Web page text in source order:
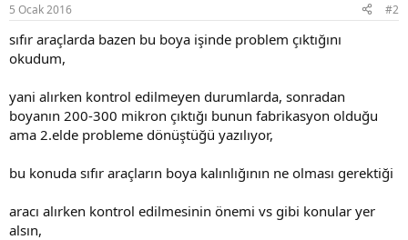
5 Ocak 2016 #2
sıfır araçlarda bazen bu boya işinde problem çıktığını
okudum,
yani alırken kontrol edilmeyen durumlarda, sonradan
boyanın 200-300 mikron çıktığı bunun fabrikasyon olduğu
ama 2.elde probleme dönüştüğü yazılıyor,
bu konuda sıfır araçların boya kalınlığının ne olması gerektiği
aracı alırken kontrol edilmesinin önemi vs gibi konular yer
alsın,